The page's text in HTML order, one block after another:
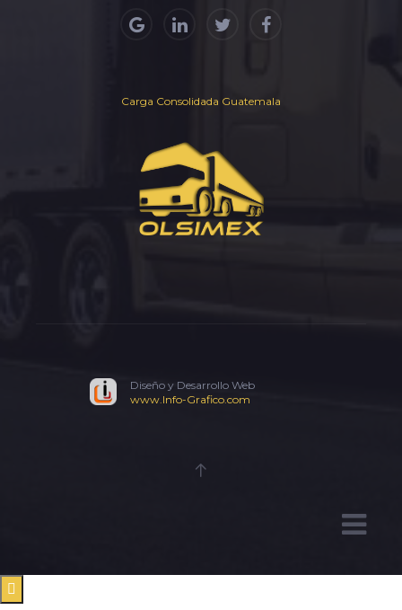
Carga Consolidada Guatemala
Diseño y Desarrollo Web
www.Info-Grafico.com
